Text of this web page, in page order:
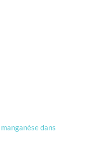
manganèse dans